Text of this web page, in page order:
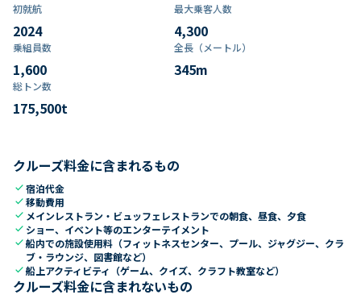
初就航
2024
最大乗客人数
4,300
乗組員数​
1,600
全長（メートル）
345m
総トン数​
175,500t
クルーズ料金に含まれるもの
check宿泊代金
check移動費用
check メインレストラン・ビュッフェレストランでの朝食、昼食、夕食
check ショー、イベント等のエンターテイメント
check船内での施設使用料（フィットネスセンター、プール、ジャグジー、クラ
ブ・ラウンジ、図書館など）
check船上アクティビティ（ゲーム、クイズ、クラフト教室など）
クルーズ料金に含まれないもの